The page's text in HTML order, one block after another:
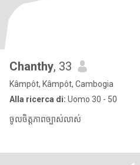
Chanthy, 33
Kâmpôt, Kâmpôt, Cambogia
Alla ricerca di: Uomo 30 - 50
ចូលចិត្តភាពច្បាស់លាស់